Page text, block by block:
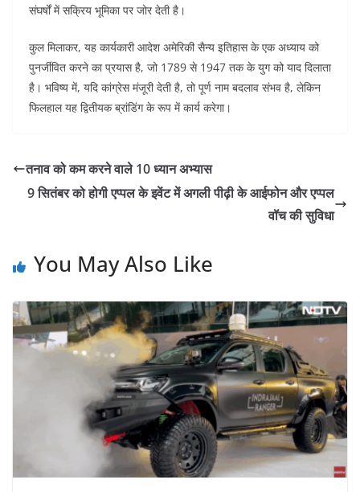
संघर्षों में सक्रिय भूमिका पर जोर देती है।
कुल मिलाकर, यह कार्यकारी आदेश अमेरिकी सैन्य इतिहास के एक अध्याय को
पुनर्जीवित करने का प्रयास है, जो 1789 से 1947 तक के युग को याद दिलाता
है। भविष्य में, यदि कांग्रेस मंजूरी देती है, तो पूर्ण नाम बदलाव संभव है, लेकिन
फिलहाल यह द्वितीयक ब्रांडिंग के रूप में कार्य करेगा।
तनाव को कम करने वाले 10 ध्यान अभ्यास
9 सितंबर को होगी एप्पल के इवेंट में अगली पीढ़ी के आईफोन और एप्पल
वॉच की सुविधा
You May Also Like